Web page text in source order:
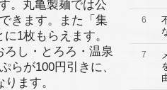
。丸亀製麺では公
きます。また「集
1枚もらえます。
し・とろろ・温泉
らが100円引きに、
ます。
6
7